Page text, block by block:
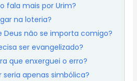
fala mais por Urim?
na loteria?
Deus não se importa comigo?
ser evangelizado?
que enxerguei o erro?
seria apenas simbólica?